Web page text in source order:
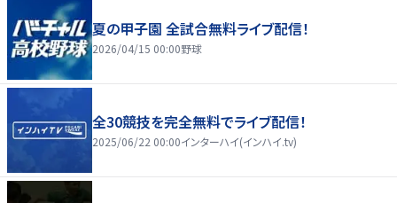
夏の甲子園 全試合無料ライブ配信！
2026/04/15 00:00野球
全30競技を完全無料でライブ配信！
2025/06/22 00:00インターハイ(インハイ.tv)